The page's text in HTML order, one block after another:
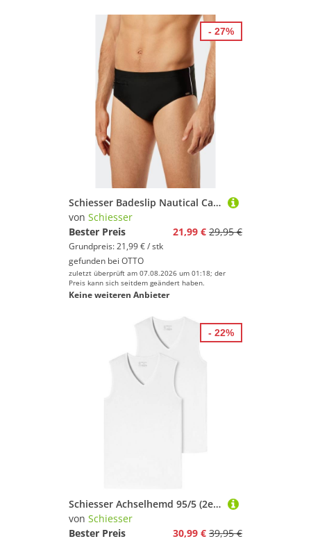
Schiesser Badeslip Nautical Casual mit extra flacher Reißverschlusstasche
von Schiesser
Bester Preis
21,99 € 29,95 €
Grundpreis: 21,99 € / stk
gefunden bei OTTO
zuletzt überprüft am 07.08.2026 um 01:18; der
Preis kann sich seitdem geändert haben.
Keine weiteren Anbieter
- 27%
Schiesser Achselhemd 95/5 (2er-Pack) mit V-Ausschnitt
von Schiesser
Bester Preis
30,99 € 39,95 €
- 22%